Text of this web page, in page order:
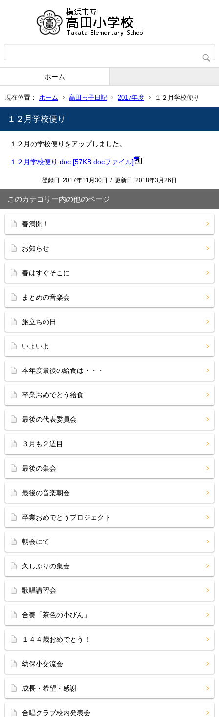
ホーム
現在位置： ホーム 高田っ子日記 2017年度 １２月学校便り
１２月学校便り
１２月の学校便りをアップしました。
１２月学校便り.doc [57KB docファイル]
登録日: 2017年11月30日 / 更新日: 2018年3月26日
このカテゴリー内の他のページ
春満開！
お知らせ
春はすぐそこに
まとめの音楽会
旅立ちの日
いよいよ
本年度最後の給食は・・・
卒業おめでとう給食
最後の代表委員会
３月も２週目
最後の集会
最後の音楽朝会
卒業おめでとうプロジェクト
朝会にて
久しぶりの集会
歌唱講習会
合奏「茶色の小びん」
１４４歳おめでとう！
幼保小交流会
成長・希望・感謝
合唱クラブ校内発表会